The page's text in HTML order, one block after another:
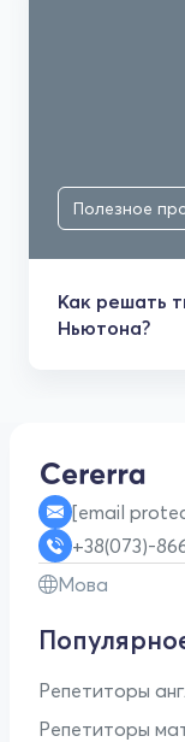
Полезное
Как решать
Ньютона?
[email
+38(073)-
Мова
Репетиторы
Репетиторы